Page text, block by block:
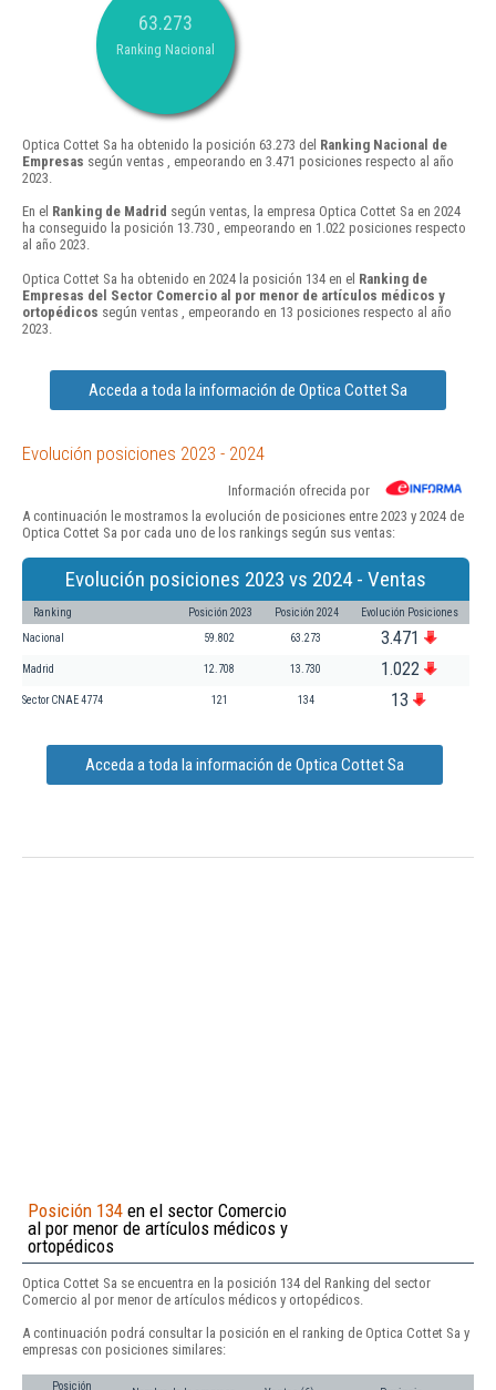
63.273
Ranking Nacional
Optica Cottet Sa ha obtenido la posición 63.273 del Ranking Nacional de
Empresas según ventas , empeorando en 3.471 posiciones respecto al año
2023.
En el Ranking de Madrid según ventas, la empresa Optica Cottet Sa en 2024
ha conseguido la posición 13.730 , empeorando en 1.022 posiciones respecto
al año 2023.
Optica Cottet Sa ha obtenido en 2024 la posición 134 en el Ranking de
Empresas del Sector Comercio al por menor de artículos médicos y
ortopédicos según ventas , empeorando en 13 posiciones respecto al año
2023.
Acceda a toda la información de Optica Cottet Sa
Evolución posiciones 2023 - 2024
Información ofrecida por
A continuación le mostramos la evolución de posiciones entre 2023 y 2024 de
Optica Cottet Sa por cada uno de los rankings según sus ventas:
Evolución posiciones 2023 vs 2024 - Ventas
Ranking Posición 2023 Posición 2024 Evolución Posiciones
Nacional 59.802 63.273 3.471
Madrid 12.708 13.730 1.022
Sector CNAE 4774 121 134 13
Acceda a toda la información de Optica Cottet Sa
Posición 134 en el sector Comercio
al por menor de artículos médicos y
ortopédicos
Optica Cottet Sa se encuentra en la posición 134 del Ranking del sector
Comercio al por menor de artículos médicos y ortopédicos.
A continuación podrá consultar la posición en el ranking de Optica Cottet Sa y
empresas con posiciones similares:
Posición